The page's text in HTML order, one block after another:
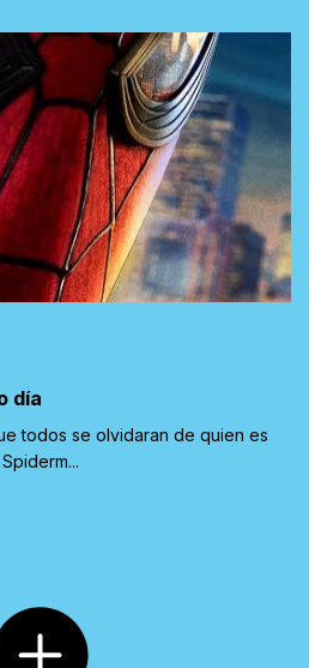
día
todos se olvidaran de quien es